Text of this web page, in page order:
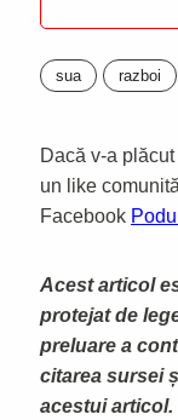
sua razboi
Dacă v-a
un like
Facebook Podul
Acest articol
protejat de
preluare a
citarea sursei
acestui articol.